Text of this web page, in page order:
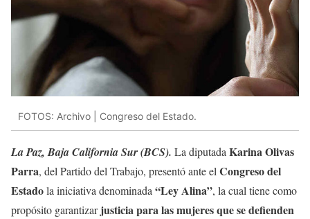
FOTOS: Archivo | Congreso del Estado.
La Paz, Baja California Sur (BCS). La diputada Karina Olivas
Parra, del Partido del Trabajo, presentó ante el Congreso del
Estadola iniciativa denominada “Ley Alina”, la cual tiene como
propósito garantizarjusticia para las mujeres que se defienden